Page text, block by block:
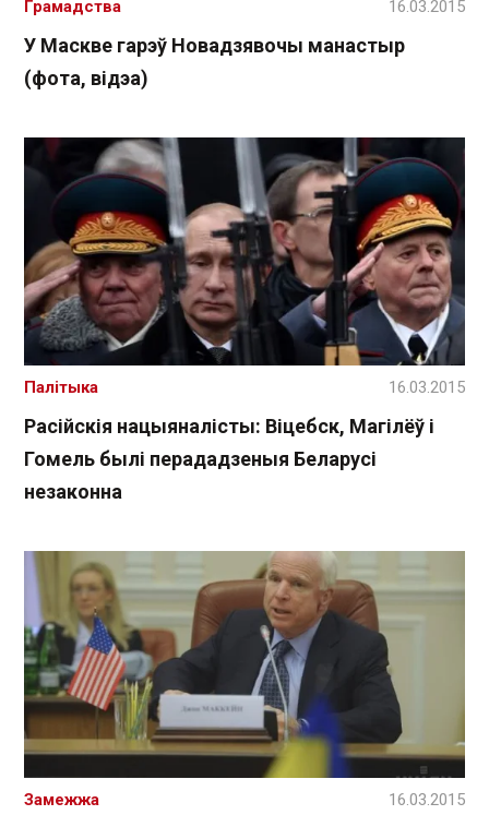
У Маскве гарэў Новадзявочы манастыр
(фота, відэа)
Грамадства 16.03.2015
Расійскія нацыяналісты: Віцебск, Магілёў і
Гомель былі перададзеныя Беларусі
незаконна
Палітыка 16.03.2015
Замежжа 16.03.2015